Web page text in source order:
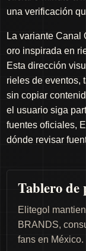
una verificación
La variante Canal
oro inspirada en
Esta dirección
rieles de eventos,
sin copiar
el usuario siga
fuentes oficiales,
dónde revisar
Tablero de
Elitegol
BRANDS,
fans en México.